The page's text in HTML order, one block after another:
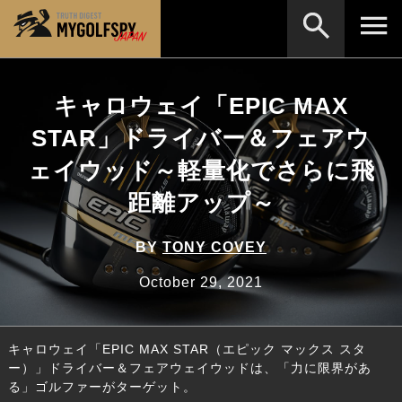
キャロウェイ「EPIC MAX
STAR」ドライバー＆フェアウ
ェイウッド～軽量化でさらに飛
距離アップ～
BYTONY COVEY
October 29, 2021
キャロウェイ「EPIC MAX STAR（エピック マックス スタ
ー）」ドライバー＆フェアウェイウッドは、「力に限界があ
る」ゴルファーがターゲット。
MOST WANTED テストランキング
NEW RELEASES 新製品情報
HOW TO ゴルフ上達・実践テクニック
LAB テスト・データ検証
Golf News ゴルフニュース
REVIEWS 製品レビュー
ドライバー
FAIRWAY WOODS フェアウェイウッド
HYBRIDS ハイブリッド
※メーカー名やクラブ名など、検索したい事柄を入
力してください。
検索